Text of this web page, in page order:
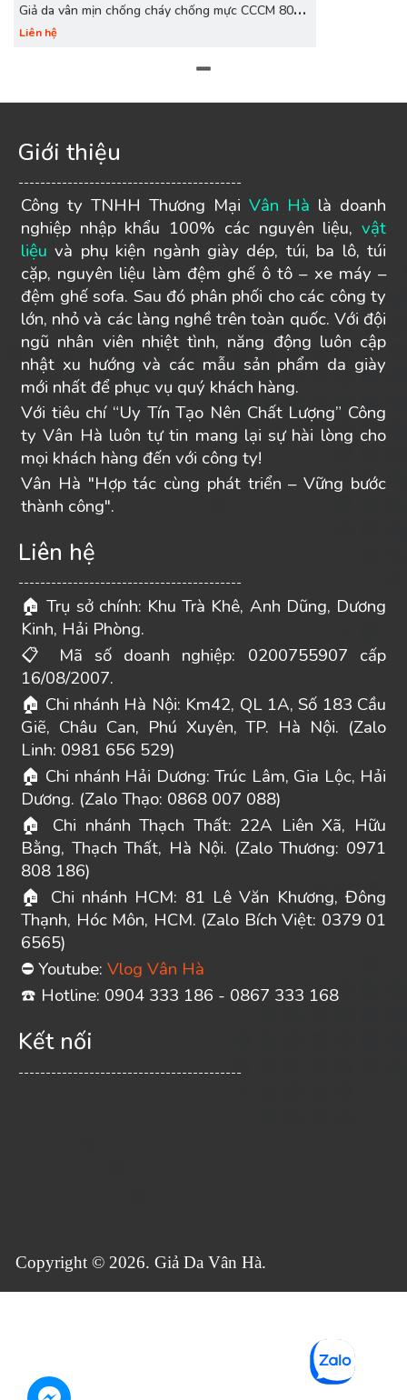
Giả da vân mịn chống cháy chống mực CCCM 804
be
Liên hệ
Giới thiệu
-----------------------------------------
Công ty TNHH Thương Mại Vân Hà là doanh
nghiệp nhập khẩu 100% các nguyên liệu, vật
liệu và phụ kiện ngành giày dép, túi, ba lô, túi
cặp, nguyên liệu làm đệm ghế ô tô – xe máy –
đệm ghế sofa. Sau đó phân phối cho các công ty
lớn, nhỏ và các làng nghề trên toàn quốc. Với đội
ngũ nhân viên nhiệt tình, năng động luôn cập
nhật xu hướng và các mẫu sản phẩm da giày
mới nhất để phục vụ quý khách hàng.
Với tiêu chí “Uy Tín Tạo Nên Chất Lượng” Công
ty Vân Hà luôn tự tin mang lại sự hài lòng cho
mọi khách hàng đến với công ty!
Vân Hà "Hợp tác cùng phát triển – Vững bước
thành công".
Liên hệ
-----------------------------------------
🏠 Trụ sở chính: Khu Trà Khê, Anh Dũng, Dương
Kinh, Hải Phòng.
📋
Mã số doanh nghiệp: 0200755907 cấp
16/08/2007.
🏠 Chi nhánh Hà Nội: Km42, QL 1A, Số 183 Cầu
Giẽ, Châu Can, Phú Xuyên, TP. Hà Nội. (Zalo
Linh: 0981 656 529)
🏠 Chi nhánh Hải Dương: Trúc Lâm, Gia Lộc, Hải
Dương. (Zalo Thạo: 0868 007 088)
🏠 Chi nhánh Thạch Thất: 22A Liên Xã, Hữu
Bằng, Thạch Thất, Hà Nội. (Zalo Thương: 0971
808 186)
🏠
Chi nhánh HCM: 81 Lê Văn Khương, Đông
Thạnh, Hóc Môn, HCM. (Zalo Bích Việt: 0379 01
6565)
⛔ Youtube: Vlog Vân Hà
☎ ️ Hotline: 0904 333 186 - 0867 333 168
Kết nối
-----------------------------------------
Copyright © 2026. Giả Da Vân Hà.